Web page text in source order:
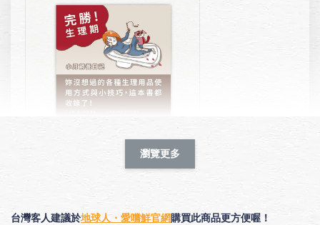
HK$ 80.00 HKD
瀏覽更多
台灣客人建議於地球人・愛嚐鮮官網購買此商品更方便喔！